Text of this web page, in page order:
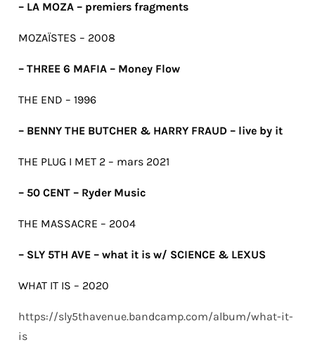
– LA MOZA – premiers fragments
MOZAÏSTES – 2008
– THREE 6 MAFIA – Money Flow
THE END – 1996
– BENNY THE BUTCHER & HARRY FRAUD – live by it
THE PLUG I MET 2 – mars 2021
– 50 CENT – Ryder Music
THE MASSACRE – 2004
– SLY 5TH AVE – what it is w/ SCIENCE & LEXUS
WHAT IT IS – 2020
https://sly5thavenue.bandcamp.com/album/what-it-
is